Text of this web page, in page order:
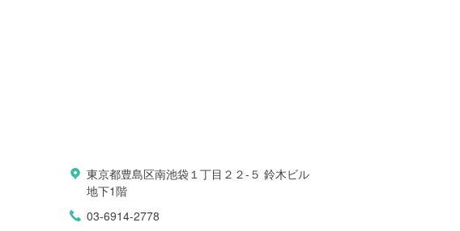
東京都豊島区南池袋１丁目２２-５ 鈴木ビル
地下1階
03-6914-2778